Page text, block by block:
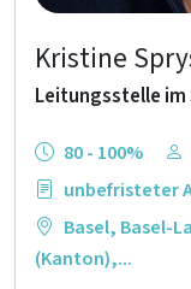
Kristine
Leitungsstelle
80 - 100%
unbefristeter
Basel, Basel-
(Kanton),...